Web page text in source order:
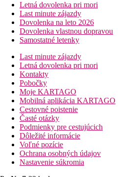
Letná dovolenka pri mori
Last minute zájazdy
Dovolenka na leto 2026
Dovolenka vlastnou dopravou
Samostatné letenky
Last minute zájazdy
Letná dovolenka pri mori
Kontakty
Pobočky
Moje KARTAGO
Mobilná aplikácia KARTAGO
Cestovné poistenie
Časté otázky
Podmienky pre cestujúcich
Dôležité informácie
Voľné pozície
Ochrana osobných údajov
Nastavenie súkromia